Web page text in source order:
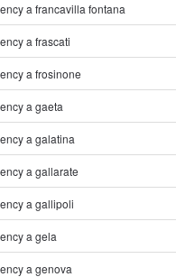
a francavilla fontana
a frascati
a frosinone
a gaeta
a galatina
a gallarate
a gallipoli
a gela
a genova